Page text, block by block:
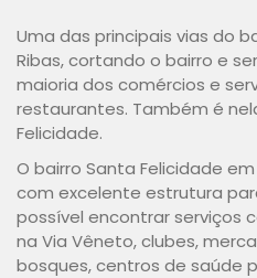
Uma das principais vias do
Ribas, cortando o bairro e
maioria dos comércios e
restaurantes. Também é
Felicidade.
O bairro Santa Felicidade
com excelente estrutura
possível encontrar serviços
na Via Vêneto, clubes,
bosques, centros de saúde